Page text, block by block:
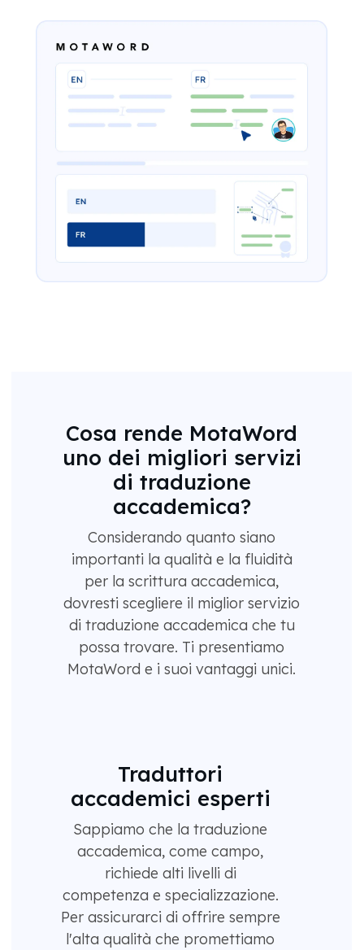
Cosa rende MotaWord
uno dei migliori servizi
di traduzione
accademica?
Considerando quanto siano
importanti la qualità e la fluidità
per la scrittura accademica,
dovresti scegliere il miglior servizio
di traduzione accademica che tu
possa trovare. Ti presentiamo
MotaWord e i suoi vantaggi unici.
Traduttori
accademici esperti
Sappiamo che la traduzione
accademica, come campo,
richiede alti livelli di
competenza e specializzazione.
Per assicurarci di offrire sempre
l'alta qualità che promettiamo